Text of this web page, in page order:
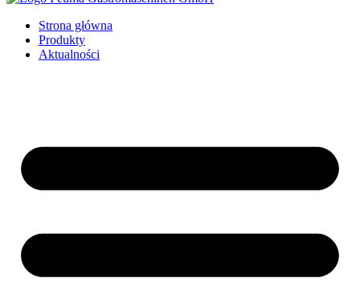
Strona główna
Produkty
Aktualności